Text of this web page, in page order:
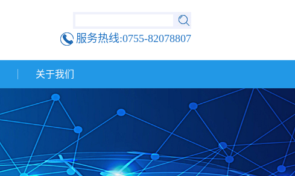
服务热线:0755-82078807
关于我们